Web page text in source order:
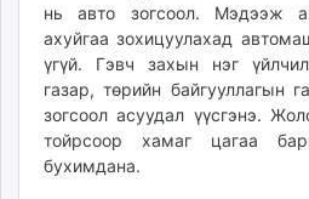
today.mn
zuv.mn
mminfo.mn
ugluu.mn
urlag.mn
нь авто зогсоол. Мэдээж
ахуйгаа зохицуулахад
үгүй. Гэвч захын нэг
газар, төрийн байгууллагын
зогсоол асуудал үүсгэнэ.
тойрсоор хамаг цагаа
бухимдана.